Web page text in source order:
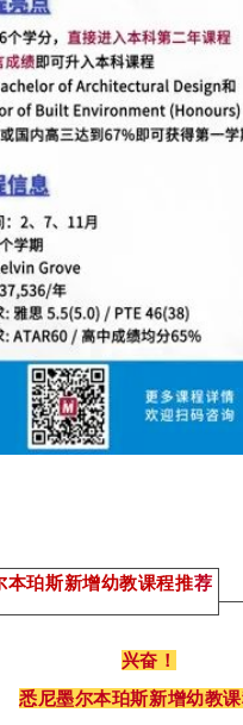
本珀斯新增幼教课程推荐
兴奋！
悉尼墨尔本珀斯新增幼教课